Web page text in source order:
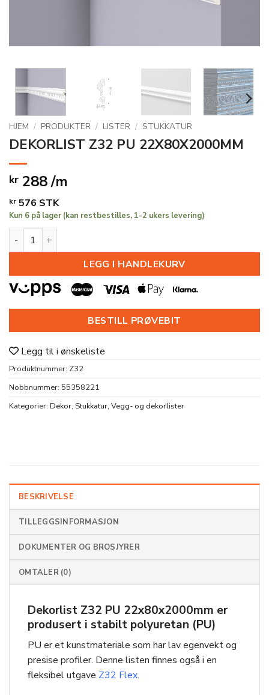
HJEM / PRODUKTER / LISTER / STUKKATUR
DEKORLIST Z32 PU 22X80X2000MM
kr 288 /m
kr 576 STK
Kun 6 på lager (kan restbestilles, 1-2 ukers levering)
DEKORLIST Z32 PU 22X80X2000MM antall
LEGG I HANDLEKURV
BESTILL PRØVEBIT
Legg til i ønskeliste
Produktnummer: Z32
Nobbnummer: 55358221
Kategorier: Dekor, Stukkatur, Vegg- og dekorlister
BESKRIVELSE
TILLEGGSINFORMASJON
DOKUMENTER OG BROSJYRER
OMTALER (0)
Dekorlist Z32 PU 22x80x2000mm er
produsert i stabilt polyuretan (PU)
PU er et kunstmateriale som har lav egenvekt og
presise profiler. Denne listen finnes også i en
fleksibel utgave Z32 Flex.